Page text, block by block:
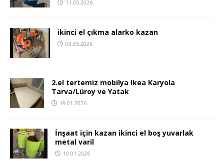
11.05.2026
ikinci el çıkma alarko kazan
03.05.2026
2.el tertemiz mobilya Ikea Karyola
Tarva/Lüroy ve Yatak
19.01.2026
İnşaat için kazan ikinci el boş yuvarlak
metal varil
10.01.2026